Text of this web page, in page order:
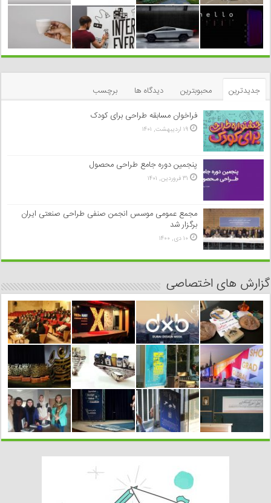
جدیدترین محبوبترین دیدگاه ها
برچسب
فراخوان مسابقه طراحی برای کودک
۱۹ اردیبهشت, ۱۴۰۱
پنجمین دوره جامع طراحی محصول
۳۱ فروردین, ۱۴۰۱
مجمع عمومی موسس انجمن صنفی طراحی صنعتی ایران
برگزار شد
۱۰ دی, ۱۴۰۰
گزارش های اختصاصی